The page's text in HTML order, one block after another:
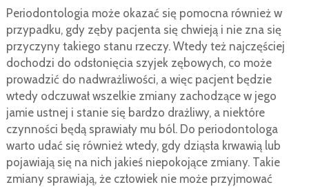
Periodontologia może okazać się pomocna również w
przypadku, gdy zęby pacjenta się chwieją i nie zna się
przyczyny takiego stanu rzeczy. Wtedy też najczęściej
dochodzi do odsłonięcia szyjek zębowych, co może
prowadzić do nadwrażliwości, a więc pacjent będzie
wtedy odczuwał wszelkie zmiany zachodzące w jego
jamie ustnej i stanie się bardzo drażliwy, a niektóre
czynności będą sprawiały mu ból. Do periodontologa
warto udać się również wtedy, gdy dziąsła krwawią lub
pojawiają się na nich jakieś niepokojące zmiany. Takie
zmiany sprawiają, że człowiek nie może przyjmować